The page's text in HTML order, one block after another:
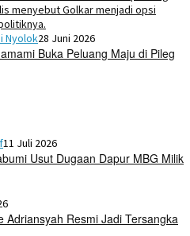
Nyolok28 Juni 2026
Buka Peluang Maju di Pileg
11 Juli 2026
Usut Dugaan Dapur MBG Milik
Adriansyah Resmi Jadi Tersangka